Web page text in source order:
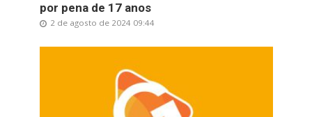
por pena de 17 anos
2 de agosto de 2024 09:44